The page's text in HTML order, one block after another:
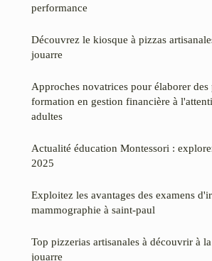
performance
Découvrez le kiosque à pizzas
jouarre
Approches novatrices pour élaborer des
formation en gestion financière à
adultes
Actualité éducation Montessori :
2025
Exploitez les avantages des examens
mammographie à saint-paul
Top pizzerias artisanales à découvrir à
jouarre